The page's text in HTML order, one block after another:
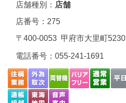
店舗種別： 店舗
店番号：275
〒400-0053 甲府市大里町5230
電話番号： 055-241-1691